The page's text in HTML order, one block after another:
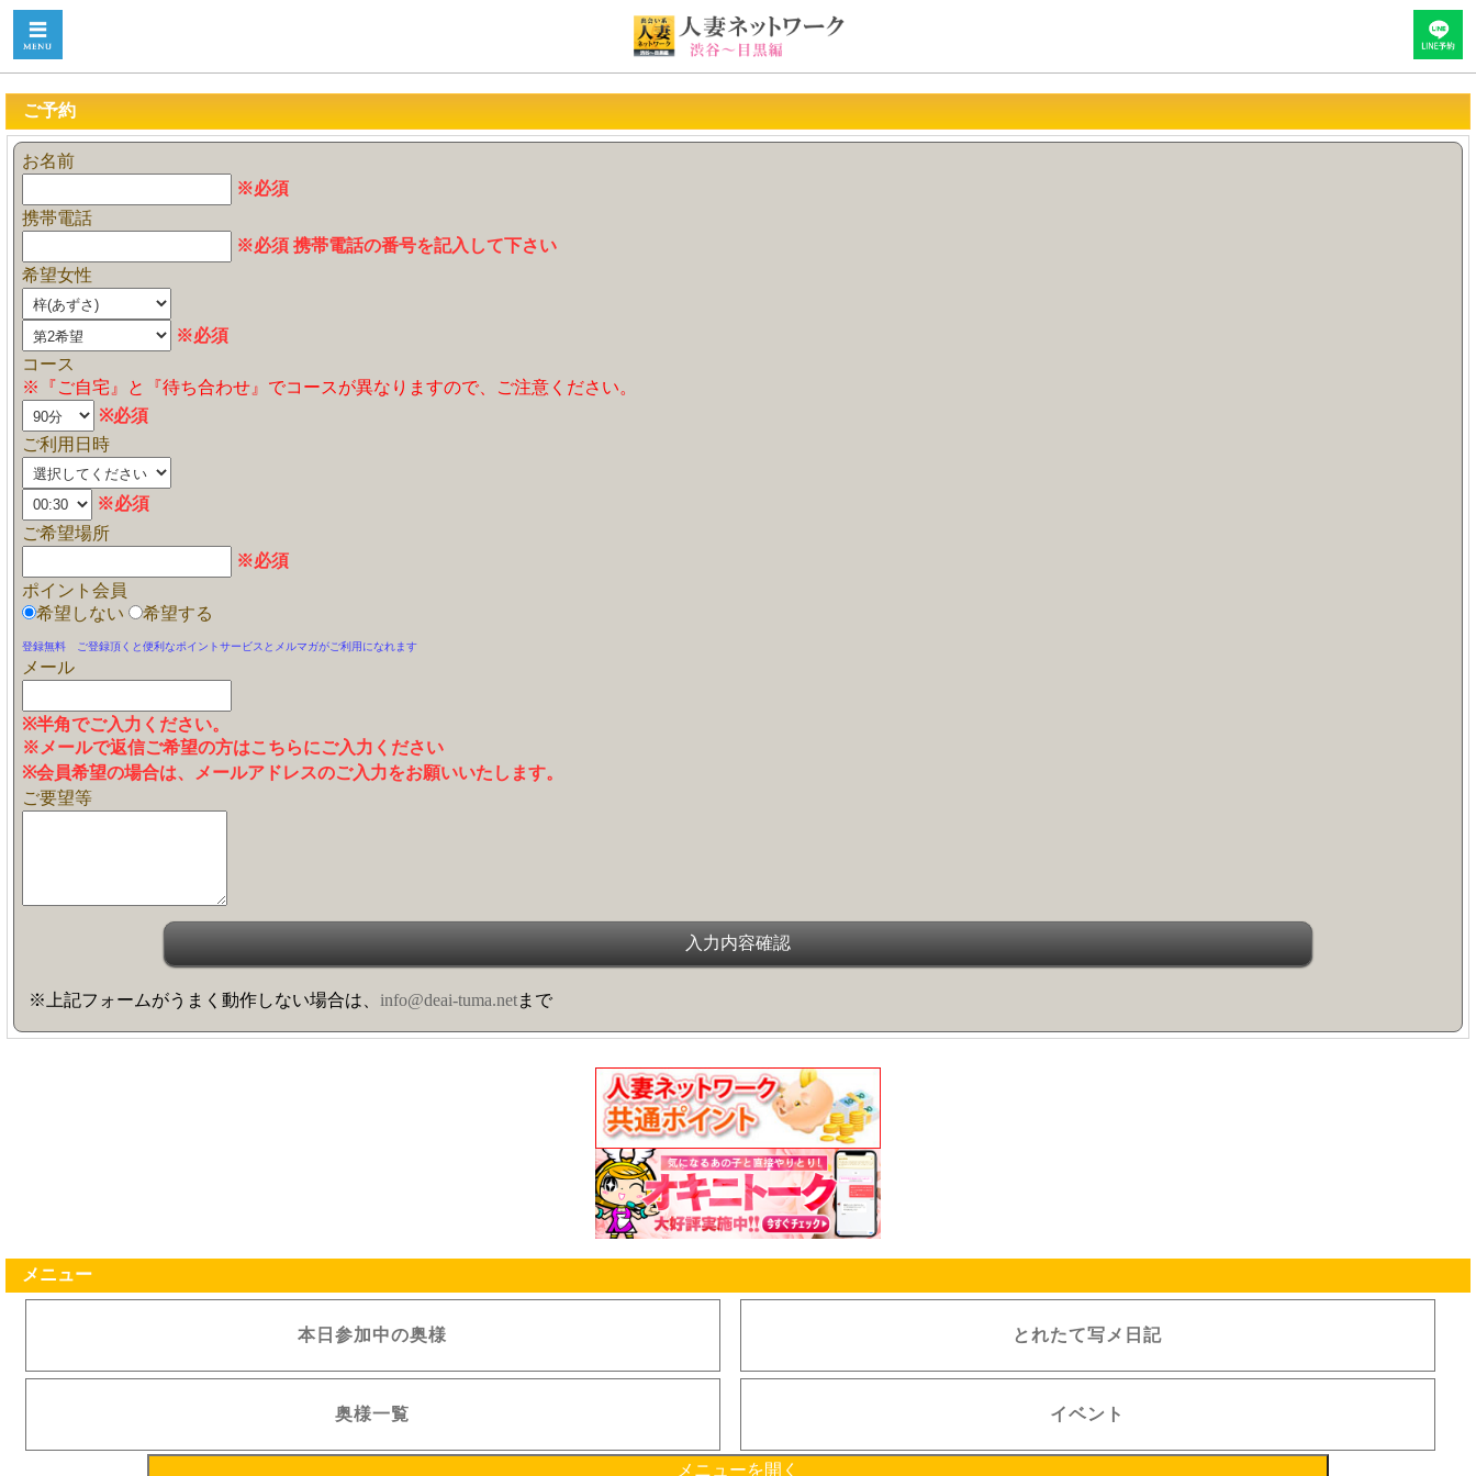
ご予約
お名前
※必須
携帯電話
※必須 携帯電話の番号を記入して下さい
希望女性
※必須
コース
※『ご自宅』と『待ち合わせ』でコースが異なりますので、ご注意ください。
※必須
ご利用日時
※必須
ご希望場所
※必須
ポイント会員
希望しない
希望する
登録無料 ご登録頂くと便利なポイントサービスとメルマガがご利用になれます
メール
※半角でご入力ください。
※メールで返信ご希望の方はこちらにご入力ください
※会員希望の場合は、メールアドレスのご入力をお願いいたします。
ご要望等
※上記フォームがうまく動作しない場合は、 info@deai-tuma.netまで
メニュー
本日参加中の奥様 とれたて写メ日記
奥様一覧 イベント
メニューを開く